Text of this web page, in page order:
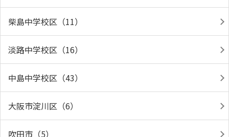
柴島中学校区（11）
淡路中学校区（16）
中島中学校区（43）
大阪市淀川区（6）
吹田市（5）